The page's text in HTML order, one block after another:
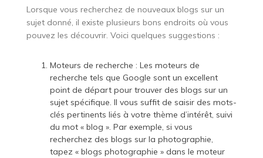
Lorsque vous recherchez de nouveaux blogs sur un
sujet donné, il existe plusieurs bons endroits où vous
pouvez les découvrir. Voici quelques suggestions :
Moteurs de recherche : Les moteurs de
recherche tels que Google sont un excellent
point de départ pour trouver des blogs sur un
sujet spécifique. Il vous suffit de saisir des mots-
clés pertinents liés à votre thème d’intérêt, suivi
du mot « blog ». Par exemple, si vous
recherchez des blogs sur la photographie,
tapez « blogs photographie » dans le moteur